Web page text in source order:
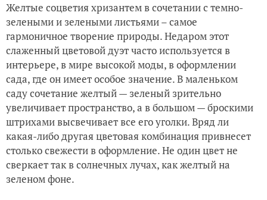
Желтые соцветия хризантем в сочетании с темно-
зелеными и зелеными листьями – самое
гармоничное творение природы. Недаром этот
слаженный цветовой дуэт часто используется в
интерьере, в мире высокой моды, в оформлении
сада, где он имеет особое значение. В маленьком
саду сочетание желтый — зеленый зрительно
увеличивает пространство, а в большом — броскими
штрихами высвечивает все его уголки. Вряд ли
какая-либо другая цветовая комбинация привнесет
столько свежести в оформление. Не один цвет не
сверкает так в солнечных лучах, как желтый на
зеленом фоне.